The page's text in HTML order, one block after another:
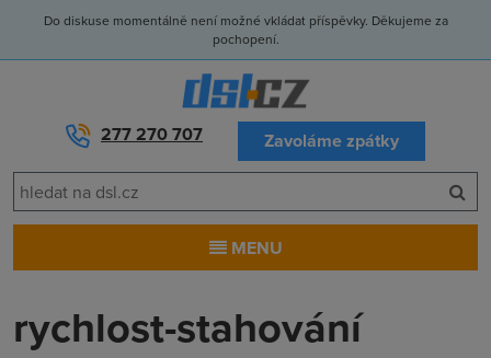
Do diskuse momentálně není možné vkládat příspěvky. Děkujeme za
pochopení.
277 270 707 Zavoláme zpátky
MENU
rychlost-stahování